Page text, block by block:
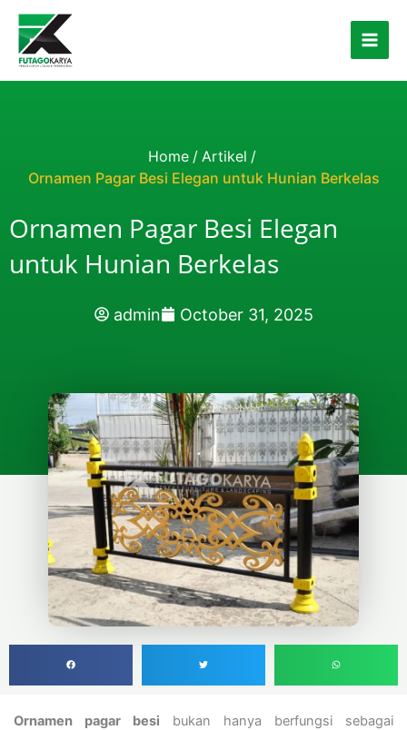
Skip to content
Home / Artikel /
Ornamen Pagar Besi Elegan untuk Hunian Berkelas
Ornamen Pagar Besi Elegan
untuk Hunian Berkelas
admin October 31, 2025
Ornamen pagar besi bukan hanya berfungsi sebagai